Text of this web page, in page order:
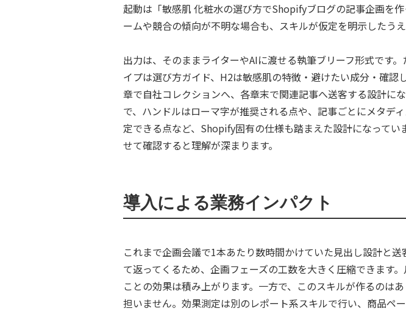
起動は「敏感肌 化粧水の選び方でShopifyブログの記事企画を
ームや競合の傾向が不明な場合も、スキルが仮定を明示したう
出力は、そのままライターやAIに渡せる執筆ブリーフ形式です
イプは選び方ガイド、H2は敏感肌の特徴・避けたい成分・確
章で自社コレクションへ、各章末で関連記事へ送客する設計に
で、ハンドルはローマ字が推奨される点や、記事ごとにメタデ
定できる点など、Shopify固有の仕様も踏まえた設計になってい
せて確認すると理解が深まります。
導入による業務インパクト
これまで企画会議で1本あたり数時間かけていた見出し設計と
て返ってくるため、企画フェーズの工数を大きく圧縮できます
ことの効果は積み上がります。一方で、このスキルが作るのは
担いません。効果測定は別のレポート系スキルで行い、商品ペ